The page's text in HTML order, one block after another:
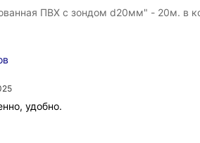
ПВХ с зондом d20мм" - 20м. в
удобно.